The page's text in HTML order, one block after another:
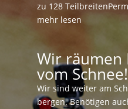
zu 128
mehr lesen
Wir räumen
vom Schnee!
Wir sind weiter am
bergen. Benötigen